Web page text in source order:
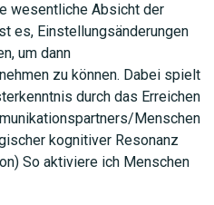
wesentliche Absicht der
es, Einstellungsänderungen
um dann
zu können. Dabei spielt
durch das Erreichen
Menschen
kognitiver Resonanz
So aktiviere ich Menschen